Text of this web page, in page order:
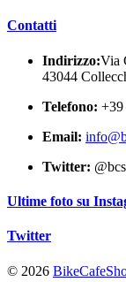
Contatti
Indirizzo:Via
43044
Telefono: +39
Email:
Twitter:
Ultime foto su
Twitter
© 2026